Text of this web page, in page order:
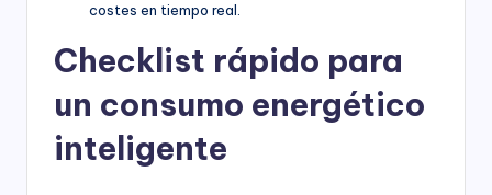
costes en tiempo real.
Checklist rápido para
un consumo energético
inteligente